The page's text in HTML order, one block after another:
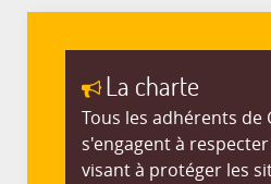
La charte
Tous les adhérents de
s'engagent à
visant à protéger les